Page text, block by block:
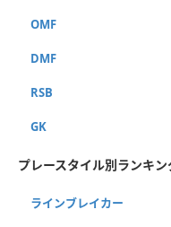
OMF
DMF
RSB
GK
プレースタイル別ランキン
ラインブレイカー